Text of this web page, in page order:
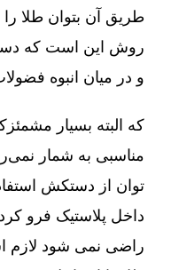
طریق آن بتوان طلا را
روش این است که
و در میان انبوه
که البته بسیار
مناسبی به شمار
توان از دستکش
داخل پلاستیک فرو
راضی نمی شود لازم